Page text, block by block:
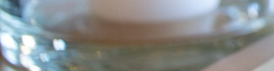
Zocalo_5